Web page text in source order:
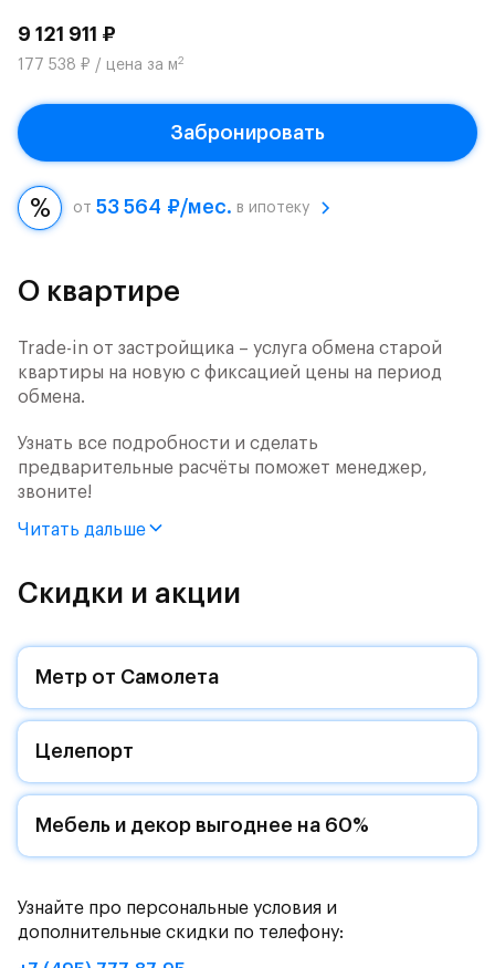
9 121 911 ₽
177 538 ₽ / цена за м2
Забронировать
от 53 564 ₽/мес. в ипотеку
О квартире
Trade-in от застройщика – услуга обмена старой
квартиры на новую с фиксацией цены на период
обмена.
Узнать все подробности и сделать
предварительные расчёты поможет менеджер,
звоните!
Продается 2-комн. квартира с отделкой. Квартира
дома (Корпус 54, Секция 2) в ЖК «Рублевский
Квартал» от группы «Самолет».
Цена указана с учетом готовой отделки и кухни.
«Рублевский квартал» — это экологичный проект
от группы Самолет рядом с Дубковским и
Подушкинским лесами.
Он сочетает близость к природным комплексам,
престижный статус западного направления и
возможность удобно добраться до столицы.
чистовой отделкой, закрытый двор без машин —
квартал станет по-настоящему «своей»
Читать дальше
Скидки и акции
Метр от Самолета
Целепорт
Мебель и декор выгоднее на 60%
Узнайте про персональные условия и
дополнительные скидки по телефону: